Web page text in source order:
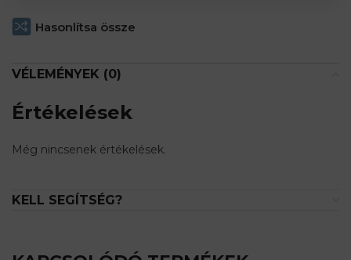
Hasonlítsa össze
VÉLEMÉNYEK (0)
Értékelések
Még nincsenek értékelések.
KELL SEGÍTSÉG?